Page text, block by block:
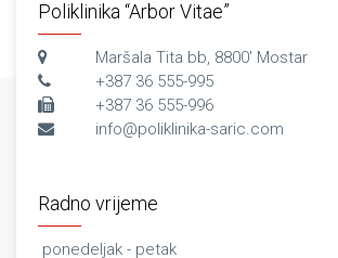
Poliklinika “Arbor Vitae”
Maršala Tita bb, 8800' Mostar
+387 36 555-995
+387 36 555-996
info@poliklinika-saric.com
Radno vrijeme
ponedeljak - petak